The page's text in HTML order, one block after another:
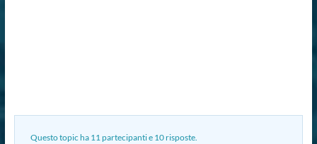
Questo topic ha 11 partecipanti e 10 risposte.